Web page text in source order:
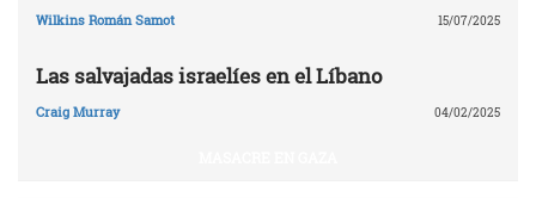
Wilkins Román Samot 15/07/2025
Las salvajadas israelíes en el Líbano
Craig Murray 04/02/2025